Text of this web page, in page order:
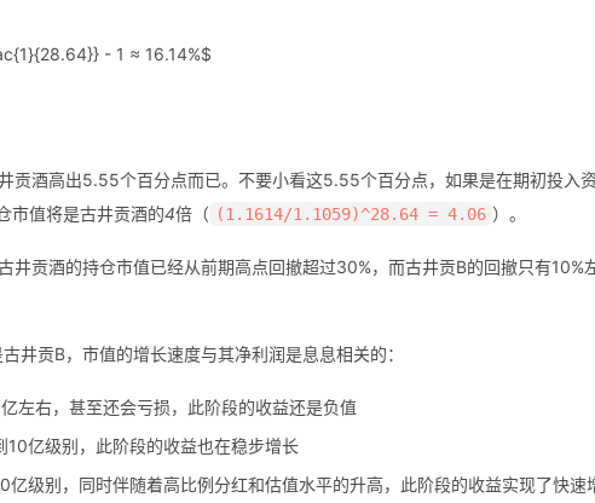
- 1 ≈ ​​16.14%$
贡酒高出5.55个百分点而已。不要小看这5.55个百分点，如果是在期初投入
市值将是古井贡酒的4倍（ (1.1614/1.1059)^28.64 = 4.06 ）。
井贡酒的持仓市值已经从前期高点回撤超过30%，而古井贡B的回撤只有10%
井贡B，市值的增长速度与其净利润是息息相关的：
左右，甚至还会亏损，此阶段的收益还是负值
亿级别，此阶段的收益也在稳步增长
级别，同时伴随着高比例分红和估值水平的升高，此阶段的收益实现了快速